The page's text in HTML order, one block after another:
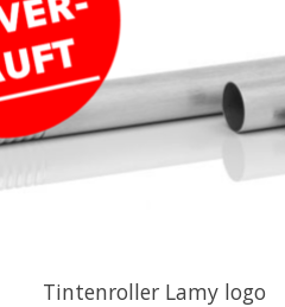
Tintenroller Lamy logo